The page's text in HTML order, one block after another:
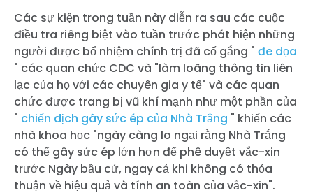
Các sự kiện trong tuần này diễn ra sau các cuộc
điều tra riêng biệt vào tuần trước phát hiện những
người được bổ nhiệm chính trị đã cố gắng " đe dọa
" các quan chức CDC và "làm loãng thông tin liên
lạc của họ với các chuyên gia y tế" và các quan
chức được trang bị vũ khí mạnh như một phần của
" chiến dịch gây sức ép của Nhà Trắng " khiến các
nhà khoa học "ngày càng lo ngại rằng Nhà Trắng
có thể gây sức ép lớn hơn để phê duyệt vắc-xin
trước Ngày bầu cử, ngay cả khi không có thỏa
thuận về hiệu quả và tính an toàn của vắc-xin".